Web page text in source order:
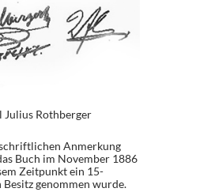
Rothberger
Anmerkung
Buch im November 1886
Zeitpunkt ein 15-
genommen wurde.